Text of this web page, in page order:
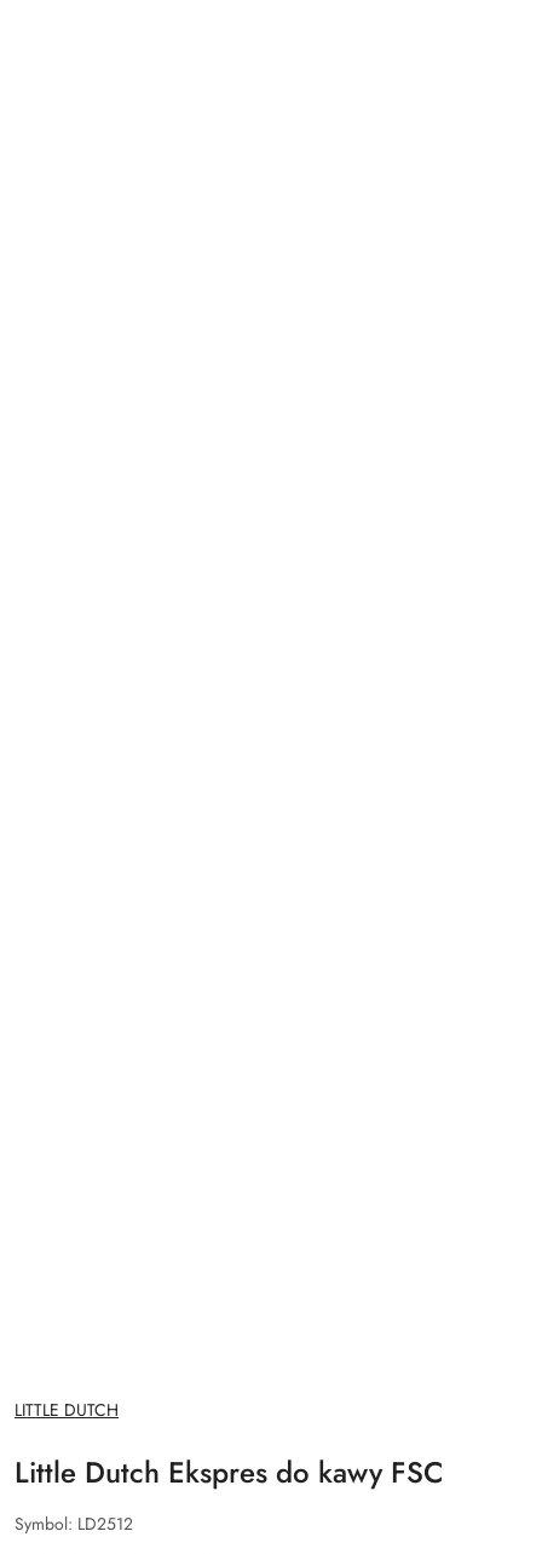
NAZWA
PRODUCENTA:
LITTLE DUTCH
Little Dutch Ekspres do kawy FSC
Symbol: LD2512